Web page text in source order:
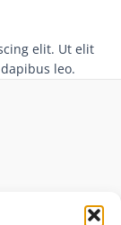
elit. Ut elit
leo.